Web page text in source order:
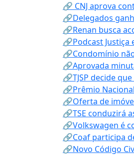
🔗 CNJ aprova
🔗Delegados
🔗Renan busca
🔗Podcast Justiça
🔗Condomínio
🔗Aprovada
🔗TJSP decide
🔗Prêmio
🔗Oferta de
🔗TSE conduzirá
🔗Volkswagen é
🔗Coaf participa
🔗Novo Código